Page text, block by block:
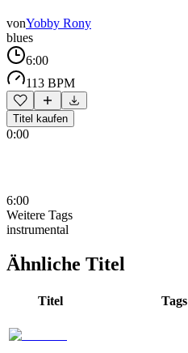
vonYobby Rony
blues
6:00
113 BPM
Titel kaufen
0:00
6:00
Weitere Tags
instrumental
Ähnliche Titel
Titel Tags